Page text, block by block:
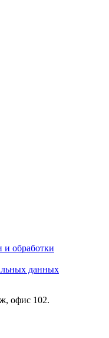
и обработки
данных
офис 102.